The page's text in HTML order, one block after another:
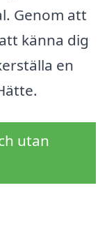
Genom att
känna dig
en
utan